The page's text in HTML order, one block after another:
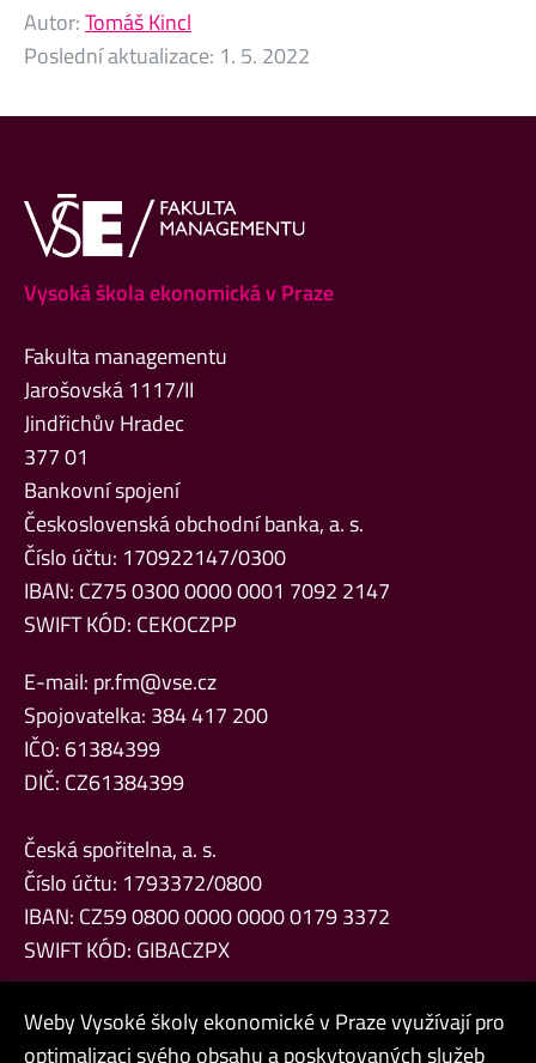
Autor:Tomáš Kincl
Poslední aktualizace: 1. 5. 2022
Vysoká škola ekonomická v Praze
Fakulta managementu
Jarošovská 1117/II
Jindřichův Hradec
377 01
Bankovní spojení
Československá obchodní banka, a. s.
Číslo účtu: 170922147/0300
IBAN: CZ75 0300 0000 0001 7092 2147
SWIFT KÓD: CEKOCZPP
E-mail: pr.fm@vse.cz
Spojovatelka: 384 417 200
IČO: 61384399
DIČ: CZ61384399
Česká spořitelna, a. s.
Číslo účtu: 1793372/0800
IBAN: CZ59 0800 0000 0000 0179 3372
SWIFT KÓD: GIBACZPX
Weby Vysoké školy ekonomické v Praze využívají pro
optimalizaci svého obsahu a poskytovaných služeb